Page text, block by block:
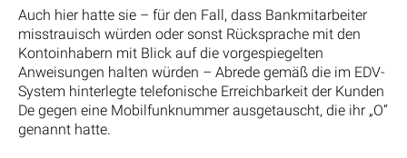
Auch hier hatte sie – für den Fall, dass Bankmitarbeiter
misstrauisch würden oder sonst Rücksprache mit den
Kontoinhabern mit Blick auf die vorgespiegelten
Anweisungen halten würden – Abrede gemäß die im EDV-
System hinterlegte telefonische Erreichbarkeit der Kunden
De gegen eine Mobilfunknummer ausgetauscht, die ihr „O“
genannt hatte.